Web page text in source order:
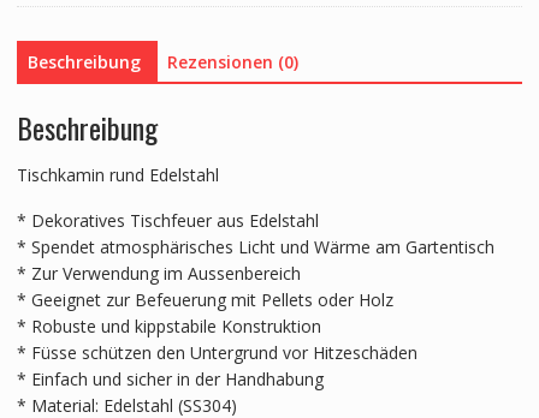
Beschreibung Rezensionen (0)
Beschreibung
Tischkamin rund Edelstahl
* Dekoratives Tischfeuer aus Edelstahl
* Spendet atmosphärisches Licht und Wärme am Gartentisch
* Zur Verwendung im Aussenbereich
* Geeignet zur Befeuerung mit Pellets oder Holz
* Robuste und kippstabile Konstruktion
* Füsse schützen den Untergrund vor Hitzeschäden
* Einfach und sicher in der Handhabung
* Material: Edelstahl (SS304)